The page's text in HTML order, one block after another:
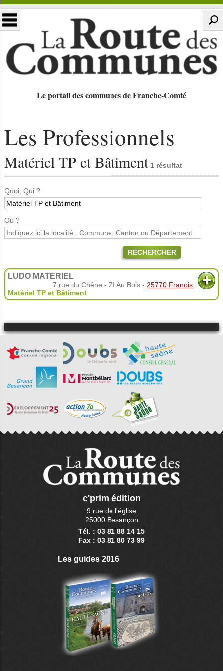
Le portail des communes de Franche-Comté
Les Professionnels
Matériel TP et Bâtiment 1 résultat
Quoi, Qui ?
Où ?
RECHERCHER
LUDO MATÉRIEL
7 rue du Chêne - ZI Au Bois - 25770 Franois
Matériel TP et Bâtiment
c'prim édition
9 rue de l'église
25000 Besançon
Tél. : 03 81 88 14 15
Fax : 03 81 80 73 99
Les guides 2016